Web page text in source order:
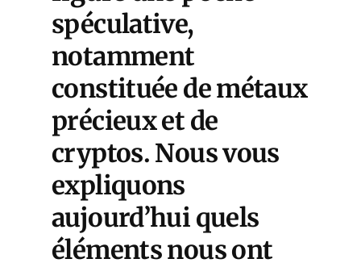
spéculative,
notamment
constituée de métaux
précieux et de
cryptos. Nous vous
expliquons
aujourd’hui quels
éléments nous ont